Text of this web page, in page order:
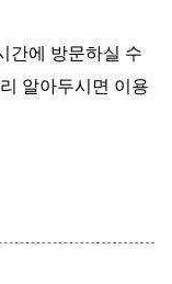
간에 방문하실 수
알아두시면 이용